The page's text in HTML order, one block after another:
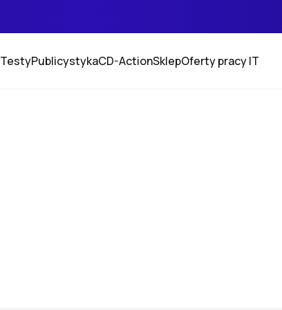
TestyPublicystykaCD-ActionSklepOferty pracy IT